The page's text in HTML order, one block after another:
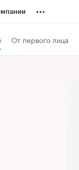
...
От первого лица